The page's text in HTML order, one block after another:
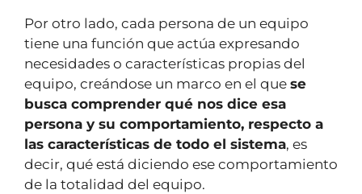
Por otro lado, cada persona de un equipo
tiene una función que actúa expresando
necesidades o características propias del
equipo, creándose un marco en el que se
busca comprender qué nos dice esa
persona y su comportamiento, respecto a
las características de todo el sistema, es
decir, qué está diciendo ese comportamiento
de la totalidad del equipo.